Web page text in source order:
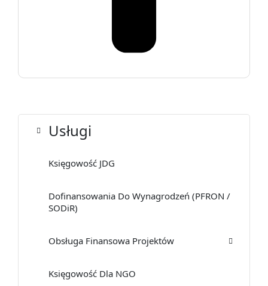
Usługi
Księgowość JDG
Dofinansowania Do Wynagrodzeń (PFRON /
SODiR)
Obsługa Finansowa Projektów
Księgowość Dla NGO